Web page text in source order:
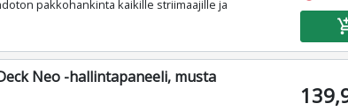
pakkohankinta kaikille striimaajille ja
Neo -hallintapaneeli, musta